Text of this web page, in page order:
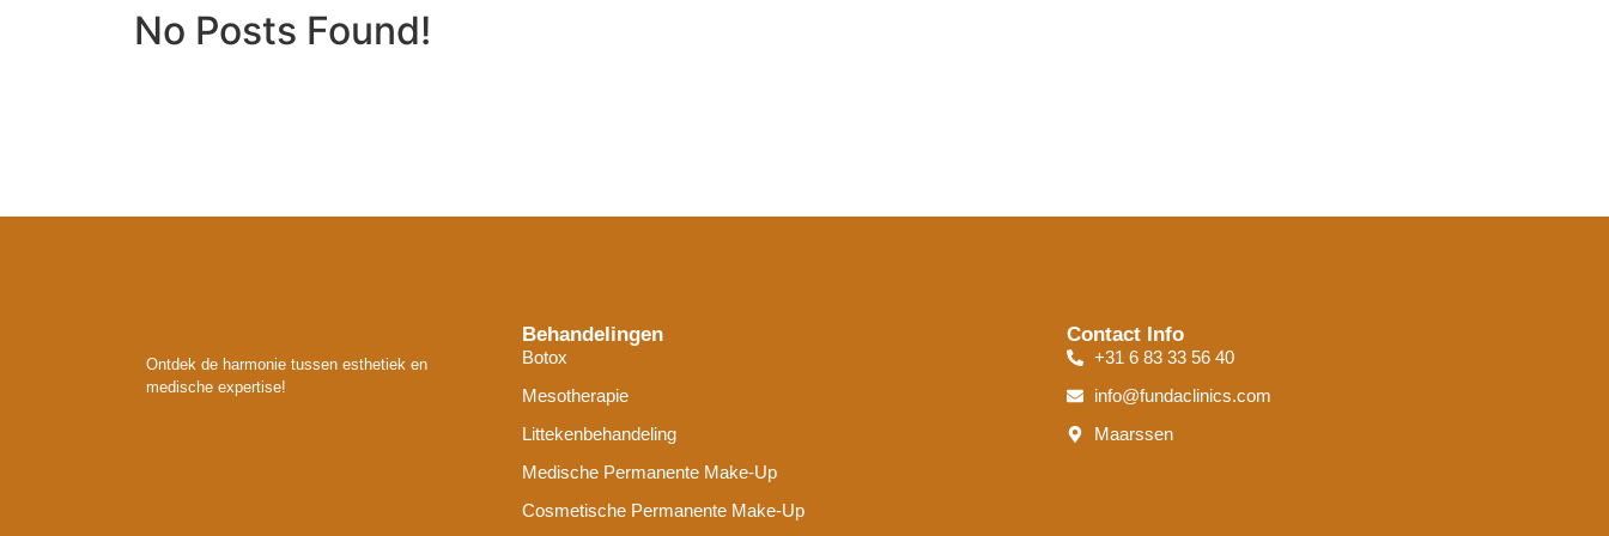
No Posts Found!
Ontdek de harmonie tussen esthetiek en
medische expertise!
Behandelingen
Botox
Mesotherapie
Littekenbehandeling
Medische Permanente Make-Up
Cosmetische Permanente Make-Up
Contact Info
+31 6 83 33 56 40
info@fundaclinics.com
Maarssen